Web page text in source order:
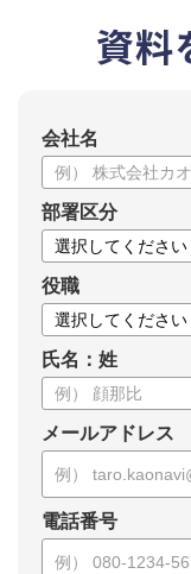
資料
会社名
部署区分
役職
氏名：姓
メールアドレス
電話番号